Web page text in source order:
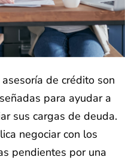
de crédito son
para ayudar a
sus cargas de deuda.
negociar con los
pendientes por una